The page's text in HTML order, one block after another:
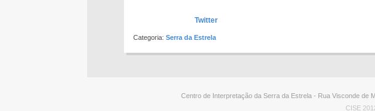
Twitter
Categoria: Serra da Estrela
Centro de Interpretação da Serra da Estrela - Rua Visconde de
CISE